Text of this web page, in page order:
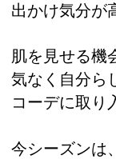
出かけ気分が
肌を見せる機
気なく自分ら
コーデに取り
今シーズンは